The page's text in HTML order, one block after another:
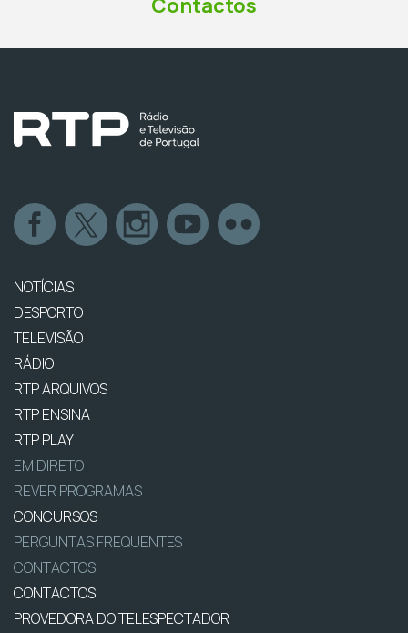
Contactos
NOTÍCIAS
DESPORTO
TELEVISÃO
RÁDIO
RTP ARQUIVOS
RTP ENSINA
RTP PLAY
EM DIRETO
REVER PROGRAMAS
CONCURSOS
PERGUNTAS FREQUENTES
CONTACTOS
CONTACTOS
PROVEDORA DO TELESPECTADOR